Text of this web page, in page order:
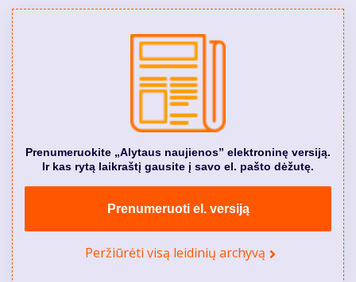
Prenumeruokite „Alytaus naujienos” elektroninę versiją.
Ir kas rytą laikraštį gausite į savo el. pašto dėžutę.
Prenumeruoti el. versiją
Peržiūrėti visą leidinių archyvą